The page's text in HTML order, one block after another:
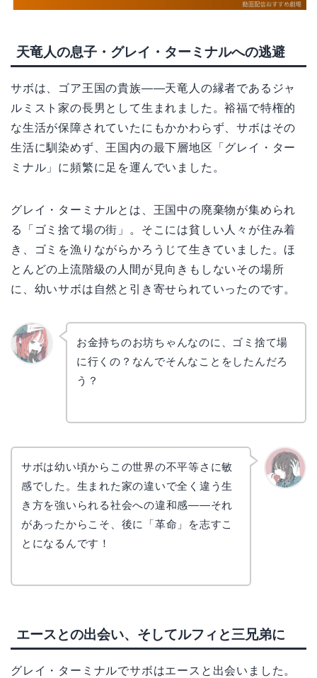
天竜人の息子・グレイ・ターミナルへの逃避
サボは、ゴア王国の貴族——天竜人の縁者であるジャ
ルミスト家の長男として生まれました。裕福で特権的
な生活が保障されていたにもかかわらず、サボはその
生活に馴染めず、王国内の最下層地区「グレイ・ター
ミナル」に頻繁に足を運んでいました。
グレイ・ターミナルとは、王国中の廃棄物が集められ
る「ゴミ捨て場の街」。そこには貧しい人々が住み着
き、ゴミを漁りながらかろうじて生きていました。ほ
とんどの上流階級の人間が見向きもしないその場所
に、幼いサボは自然と引き寄せられていったのです。
お金持ちのお坊ちゃんなのに、ゴミ捨て場
に行くの？なんでそんなことをしたんだろ
う？
サボは幼い頃からこの世界の不平等さに敏
感でした。生まれた家の違いで全く違う生
き方を強いられる社会への違和感——それ
があったからこそ、後に「革命」を志すこ
とになるんです！
エースとの出会い、そしてルフィと三兄弟に
グレイ・ターミナルでサボはエースと出会いました。